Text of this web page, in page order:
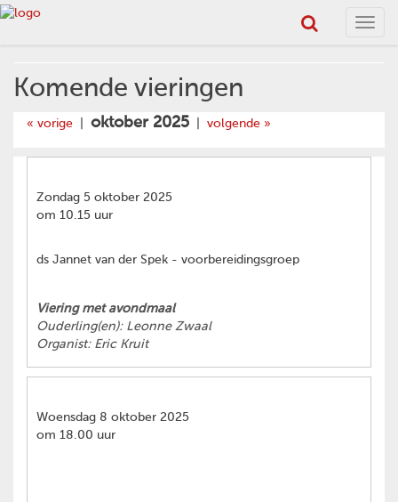
Komende vieringen
« vorige oktober 2025 volgende »
Zondag 5 oktober 2025
om 10.15 uur
ds Jannet van der Spek - voorbereidingsgroep
Viering met avondmaal
Ouderling(en): Leonne Zwaal
Organist: Eric Kruit
Woensdag 8 oktober 2025
om 18.00 uur